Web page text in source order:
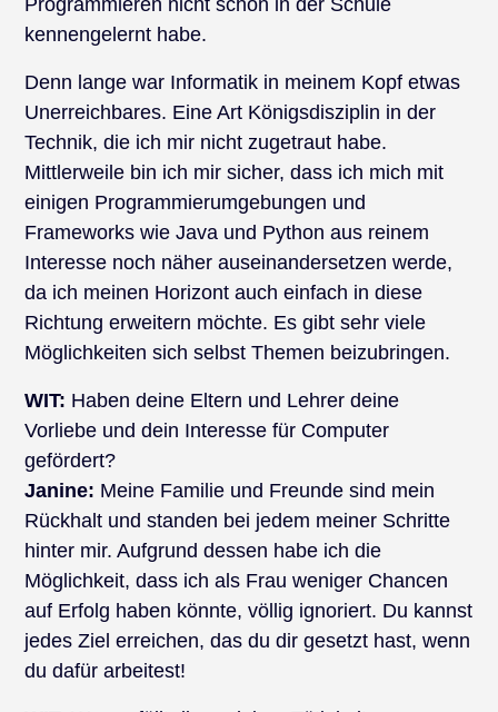
Programmieren nicht schon in der Schule
kennengelernt habe.
Denn lange war Informatik in meinem Kopf etwas
Unerreichbares. Eine Art Königsdisziplin in der
Technik, die ich mir nicht zugetraut habe.
Mittlerweile bin ich mir sicher, dass ich mich mit
einigen Programmierumgebungen und
Frameworks wie Java und Python aus reinem
Interesse noch näher auseinandersetzen werde,
da ich meinen Horizont auch einfach in diese
Richtung erweitern möchte. Es gibt sehr viele
Möglichkeiten sich selbst Themen beizubringen.
WIT: Haben deine Eltern und Lehrer deine
Vorliebe und dein Interesse für Computer
gefördert?
Janine: Meine Familie und Freunde sind mein
Rückhalt und standen bei jedem meiner Schritte
hinter mir. Aufgrund dessen habe ich die
Möglichkeit, dass ich als Frau weniger Chancen
auf Erfolg haben könnte, völlig ignoriert. Du kannst
jedes Ziel erreichen, das du dir gesetzt hast, wenn
du dafür arbeitest!